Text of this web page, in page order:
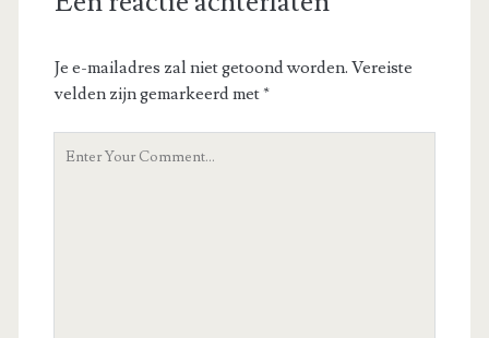
Je e-mailadres zal niet getoond worden. Vereiste
velden zijn gemarkeerd met*
Your